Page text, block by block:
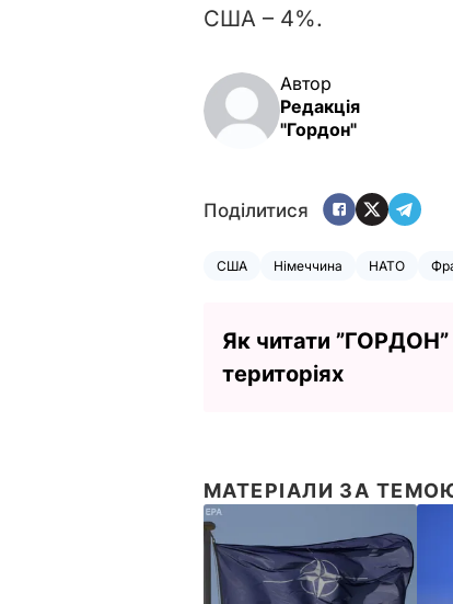
США – 4%.
Автор
Редакція
"Гордон"
Поділитися
США Німеччина НАТО
Як читати
територіях
МАТЕРІАЛИ ЗА